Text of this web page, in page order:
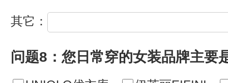
其它：
问题8：您日常穿的女装品牌主要